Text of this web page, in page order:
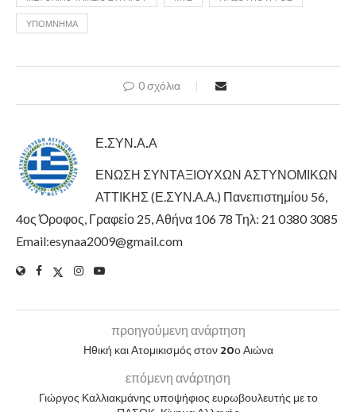
ΥΠΌΜΝΗΜΑ
0 σχόλια
Ε.ΣΥΝ.Α.Α
ΕΝΩΣΗ ΣΥΝΤΑΞΙΟΥΧΩΝ ΑΣΤΥΝΟΜΙΚΩΝ
ΑΤΤΙΚΗΣ (Ε.ΣΥΝ.Α.Α.) Πανεπιστημίου 56,
4ος Όροφος, Γραφείο 25, Αθήνα 106 78 Τηλ: 21 0380 3085
Email:esynaa2009@gmail.com
προηγούμενη ανάρτηση
Ηθική και Ατομικισμός στον 20ο Αιώνα
επόμενη ανάρτηση
Γιώργος Καλλιακμάνης υποψήφιος ευρωβουλευτής με το